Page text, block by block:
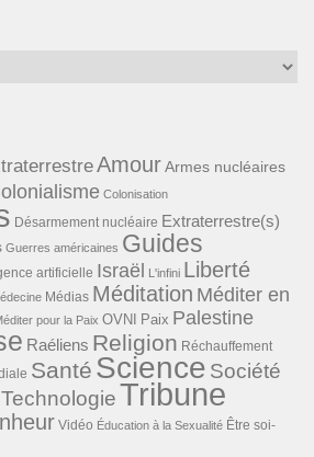
AmourArmes nucléaires
Colonisation
Désarmement nucléaire Extraterrestre(s)
Guerres américaines Guides
artificielle Israël L'infini Liberté
Médias Méditation Méditer en
pour la Paix OVNI Paix Palestine
Raéliens Religion Réchauffement
Santé Science Société
TechnologieTribune
Vidéo Éducation à la Sexualité Être soi-